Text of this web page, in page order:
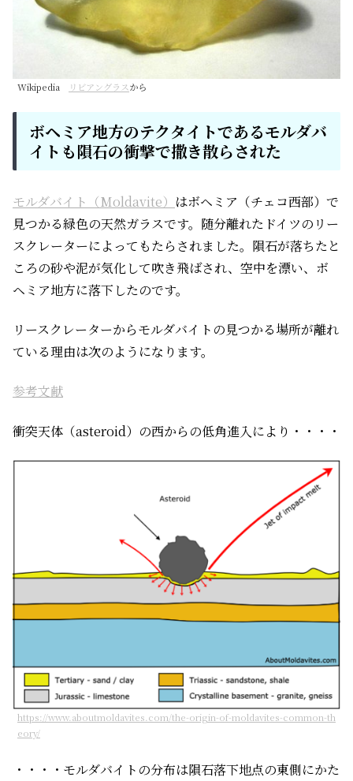
Wikipedia リビアングラスから
ボヘミア地方のテクタイトであるモルダバ
イトも隕石の衝撃で撒き散らされた
モルダバイト（Moldavite） はボヘミア（チェコ西部）で
見つかる緑色の天然ガラスです。随分離れたドイツのリー
スクレーターによってもたらされました。隕石が落ちたと
ころの砂や泥が気化して吹き飛ばされ、空中を漂い、ボ
ヘミア地方に落下したのです。
リースクレーターからモルダバイトの見つかる場所が離れ
ている理由は次のようになります。
参考文献
衝突天体（asteroid）の西からの低角進入により・・・・
https://www.aboutmoldavites.com/the-origin-of-moldavites-common-th
eory/
・・・・モルダバイトの分布は隕石落下地点の東側にかた